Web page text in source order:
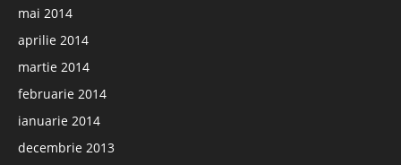
mai 2014
aprilie 2014
martie 2014
februarie 2014
ianuarie 2014
decembrie 2013